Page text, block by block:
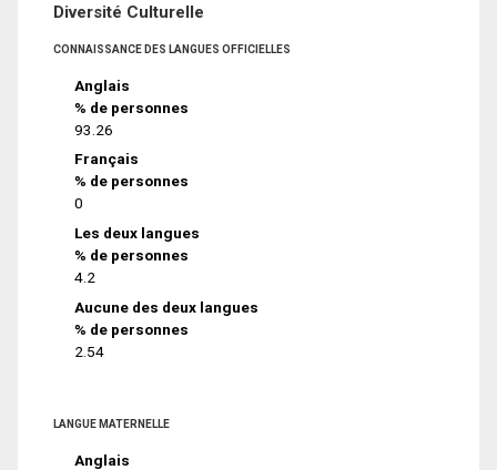
Diversité Culturelle
CONNAISSANCE DES LANGUES OFFICIELLES
Anglais
% de personnes
93.26
Français
% de personnes
0
Les deux langues
% de personnes
4.2
Aucune des deux langues
% de personnes
2.54
LANGUE MATERNELLE
Anglais